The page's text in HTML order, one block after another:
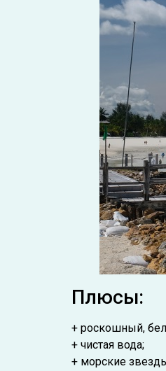
Плюсы:
+ роскошный,
+ чистая вода;
+ морские